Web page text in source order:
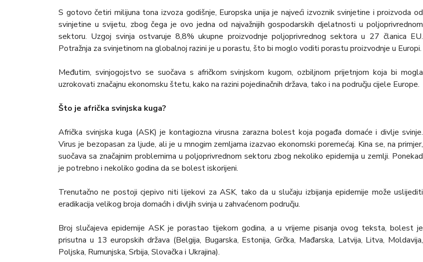
S gotovo četiri milijuna tona izvoza godišnje, Europska unija je najveći izvoznik svinjetine i proizvoda od
svinjetine u svijetu, zbog čega je ovo jedna od najvažnijih gospodarskih djelatnosti u poljoprivrednom
sektoru. Uzgoj svinja ostvaruje 8,8% ukupne proizvodnje poljoprivrednog sektora u 27 članica EU.
Potražnja za svinjetinom na globalnoj razini je u porastu, što bi moglo voditi porastu proizvodnje u Europi.
Međutim, svinjogojstvo se suočava s afričkom svinjskom kugom, ozbiljnom prijetnjom koja bi mogla
uzrokovati značajnu ekonomsku štetu, kako na razini pojedinačnih država, tako i na području cijele Europe.
Što je afrička svinjska kuga?
Afrička svinjska kuga (ASK) je kontagiozna virusna zarazna bolest koja pogađa domaće i divlje svinje.
Virus je bezopasan za ljude, ali je u mnogim zemljama izazvao ekonomski poremećaj. Kina se, na primjer,
suočava sa značajnim problemima u poljoprivrednom sektoru zbog nekoliko epidemija u zemlji. Ponekad
je potrebno i nekoliko godina da se bolest iskorijeni.
Trenutačno ne postoji cjepivo niti lijekovi za ASK, tako da u slučaju izbijanja epidemije može uslijediti
eradikacija velikog broja domaćih i divljih svinja u zahvaćenom području.
Broj slučajeva epidemije ASK je porastao tijekom godina, a u vrijeme pisanja ovog teksta, bolest je
prisutna u 13 europskih država (Belgija, Bugarska, Estonija, Grčka, Mađarska, Latvija, Litva, Moldavija,
Poljska, Rumunjska, Srbija, Slovačka i Ukrajina).